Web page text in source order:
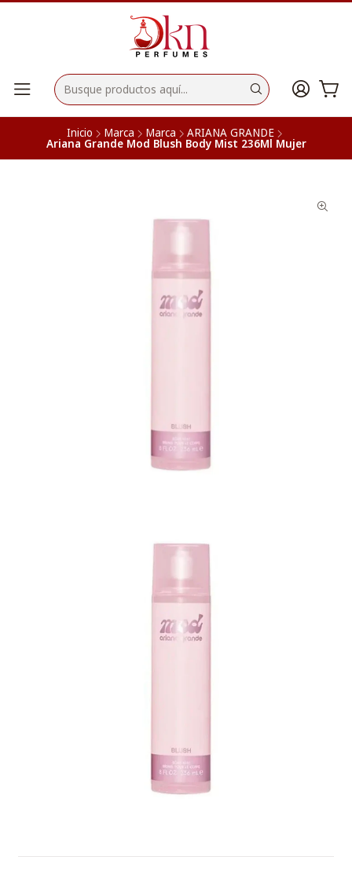
Inicio Marca Marca ARIANA GRANDE
Ariana Grande Mod Blush Body Mist 236Ml Mujer